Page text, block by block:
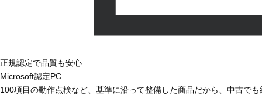
正規認定で品質も安心
Microsoft認定PC
100項目の動作点検など、基準に沿って整備した商品だから、中古で